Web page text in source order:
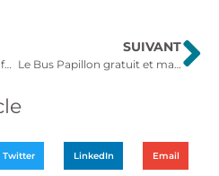
C’est officiel : Le Paris–Nice fera étape en Cœur de Loire !
SUIVANT
Le Bus Papillon gratuit et maintenant suivez-le en temps réel !
Twitter LinkedIn Email